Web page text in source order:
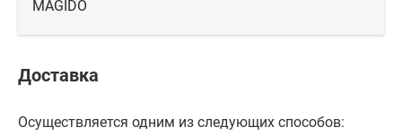
MAGIDO
Доставка
Осуществляется одним из следующих способов: